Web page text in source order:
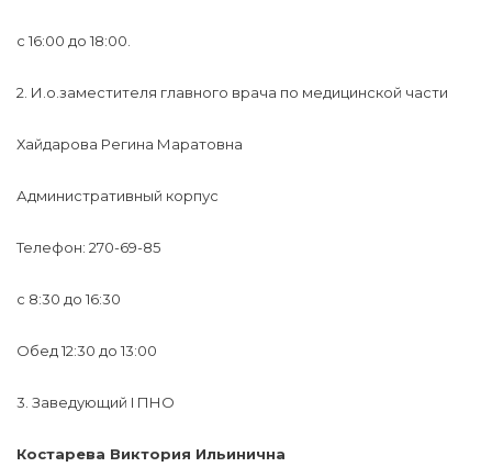
с 16:00 до 18:00.
2. И.о.заместителя главного врача по медицинской части
Хайдарова Регина Маратовна
Административный корпус
Телефон: 270-69-85
с 8:30 до 16:30
Обед 12:30 до 13:00
3. Заведующий I ПНО
Костарева Виктория Ильинична